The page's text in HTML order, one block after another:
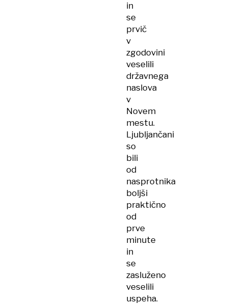
in
se
prvič
v
zgodovini
veselili
državnega
naslova
v
Novem
mestu.
Ljubljančani
so
bili
od
nasprotnika
boljši
praktično
od
prve
minute
in
se
zasluženo
veselili
uspeha.